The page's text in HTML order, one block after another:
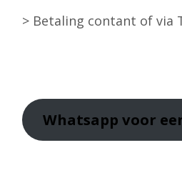
> Betaling contant of via
Whatsapp voor